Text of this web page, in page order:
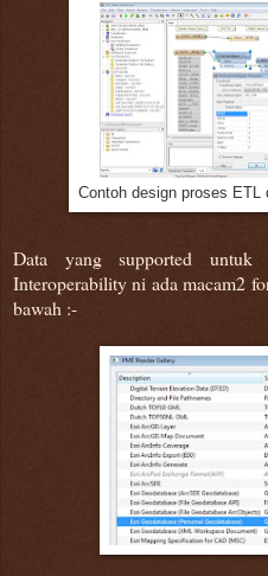
Contoh design proses ETL
Data yang supported
Interoperability ni ada macam2
bawah :-